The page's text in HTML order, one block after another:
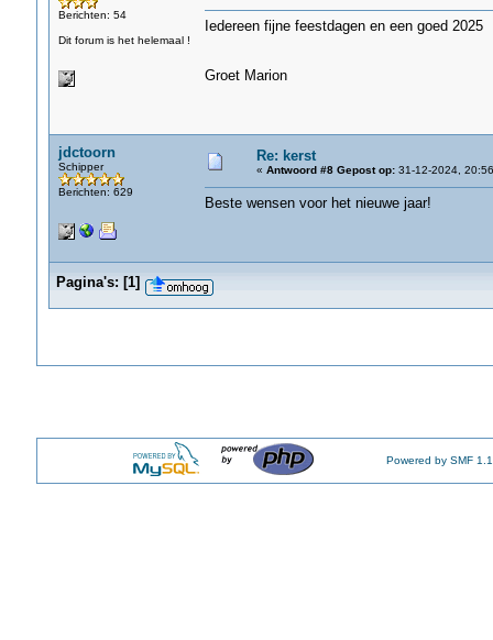
Berichten: 54
Dit forum is het helemaal !
Iedereen fijne feestdagen en een goed 2025
Groet Marion
jdctoorn
Schipper
Berichten: 629
Re: kerst
« Antwoord #8 Gepost op:31-12-2024,
Beste wensen voor het nieuwe jaar!
Pagina's: [1]
Powered by SMF